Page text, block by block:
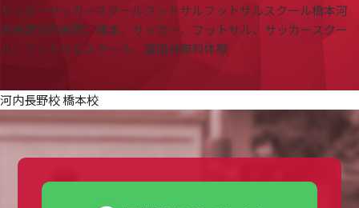
サッカーサッカースクールフットサルフットサルスクール橋本河
内長野河内長野、橋本、サッカー、フットサル、サッカースクー
ル、フットサルスクール、富田林無料体験
河内長野校 橋本校